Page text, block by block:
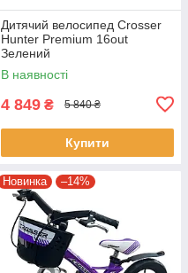
Дитячий велосипед Crosser
Hunter Premium 16out
Зелений
В наявності
4 849 ₴ 5 840 ₴
Купити
Новинка –14%